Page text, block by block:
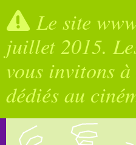
Le site
juillet 2015.
vous invitons
dédiés au